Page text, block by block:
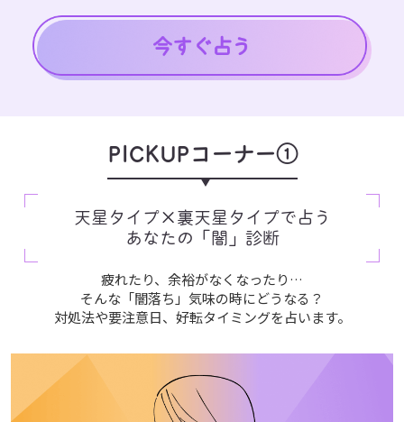
PICKUPコーナー①
天星タイプ×裏天星タイプで占う
あなたの「闇」診断
疲れたり、余裕がなくなったり…
そんな「闇落ち」気味の時にどうなる？
対処法や要注意日、好転タイミングを占います。